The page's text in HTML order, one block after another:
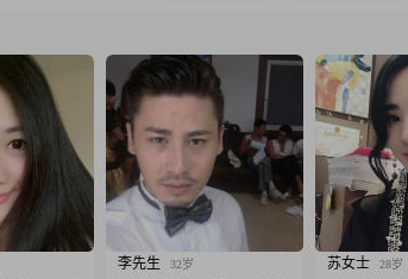
李先生 32岁 苏女士 28岁